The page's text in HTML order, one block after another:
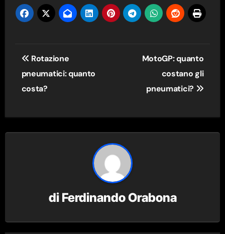
Navigazione
articoli
Rotazione
pneumatici: quanto
costa?
MotoGP: quanto
costano gli
pneumatici?
di Ferdinando Orabona